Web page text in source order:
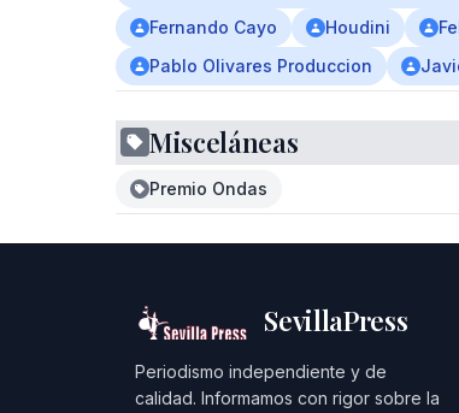
Fernando Cayo
Houdini
Pablo Olivares Produccion
Misceláneas
Premio Ondas
SevillaPress
Periodismo independiente y de
calidad. Informamos con rigor sobre la